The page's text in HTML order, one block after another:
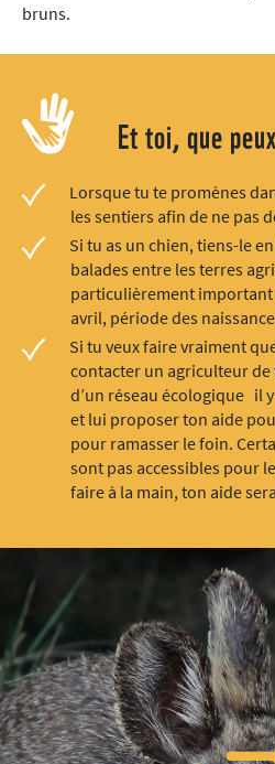
bruns.
Et toi, que
Lorsque tu te promènes
les sentiers afin de ne pas
Si tu as un chien, tiens-le
balades entre les terres
particulièrement important
avril, période des
Si tu veux faire vraiment
contacter un agriculteur de
d’un réseau écologique il
et lui proposer ton aide
pour ramasser le foin.
sont pas accessibles pour
faire à la main, ton aide